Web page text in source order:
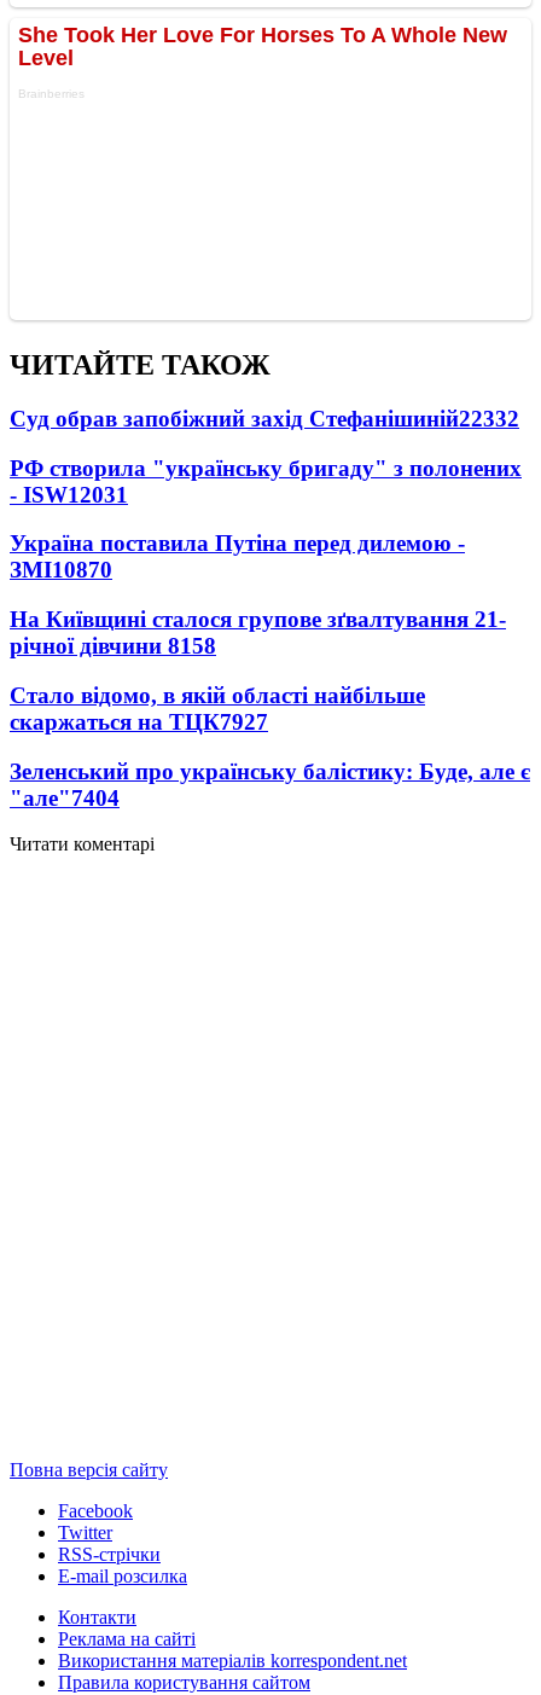
ЧИТАЙТЕ ТАКОЖ
Суд обрав запобіжний захід Стефанішиній22332
РФ створила "українську бригаду" з полонених
- ISW12031
Україна поставила Путіна перед дилемою -
ЗМІ10870
На Київщині сталося групове зґвалтування 21-
річної дівчини 8158
Стало відомо, в якій області найбільше
скаржаться на ТЦК7927
Зеленський про українську балістику: Буде, але є
"але"7404
Читати коментарі
Повна версія сайту
Facebook
Twitter
RSS-стрічки
E-mail розсилка
Контакти
Реклама на сайті
Використання матеріалів korrespondent.net
Правила користування сайтом